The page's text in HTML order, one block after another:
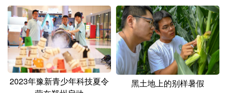
2023年豫新青少年科技夏令
黑土地上的别样暑假